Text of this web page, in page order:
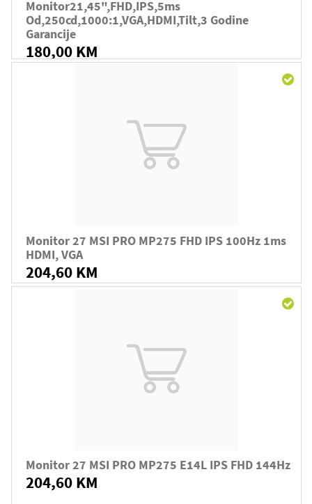
Monitor21,45",FHD,IPS,5ms
Od,250cd,1000:1,VGA,HDMI,Tilt,3 Godine
Garancije
180,00 KM
Monitor 27 MSI PRO MP275 FHD IPS 100Hz 1ms
HDMI, VGA
204,60 KM
Monitor 27 MSI PRO MP275 E14L IPS FHD 144Hz
204,60 KM